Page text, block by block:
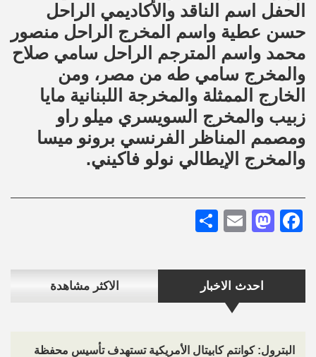
احدث الاخبار الاكثر مشاهدة
البترول: كوانتم كابيتال الأمريكية تستهدف تأسيس محفظة
الحفل اسم الناقد والأكاديمي الراحل
حسن عطية واسم المخرج الراحل منصور
محمد واسم المترجم الراحل سامي صلاح
والمخرج سامي طه من مصر، ومن
الخارج الممثلة والمخرجة اللبنانية مايا
زبيب والمخرج السويسري ميلو راو
ومصمم المناظر الفرنسي برونو ميسا
والمخرج الإيطالي نولو فاكيني.
Facebook
Mastodon
Email